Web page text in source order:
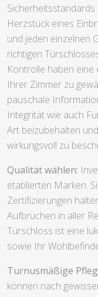
Herzstück eines
und jeden einzelnen
richtigen
Kontrolle haben eine
Ihrer Zimmer zu
pauschale
Integrität wie auch
Art beizubehalten
wirkungsvoll zu
Qualität wählen:
etablierten Marken.
Zertifizierungen
Aufbrüchen in aller
Türschloss ist eine
sowie Ihr
Turnusmäßige
können nach